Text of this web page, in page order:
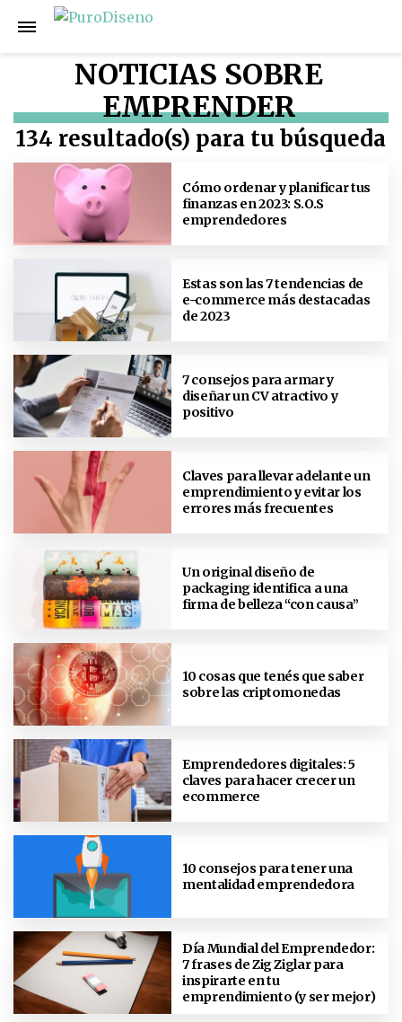
NOTICIAS SOBRE
EMPRENDER
134 resultado(s) para tu búsqueda
Cómo ordenar y planificar tus
finanzas en 2023: S.O.S
emprendedores
Estas son las 7 tendencias de
e-commerce más destacadas
de 2023
7 consejos para armar y
diseñar un CV atractivo y
positivo
Claves para llevar adelante un
emprendimiento y evitar los
errores más frecuentes
Un original diseño de
packaging identifica a una
firma de belleza “con causa”
10 cosas que tenés que saber
sobre las criptomonedas
Emprendedores digitales: 5
claves para hacer crecer un
ecommerce
10 consejos para tener una
mentalidad emprendedora
Día Mundial del Emprendedor:
7 frases de Zig Ziglar para
inspirarte en tu
emprendimiento (y ser mejor)